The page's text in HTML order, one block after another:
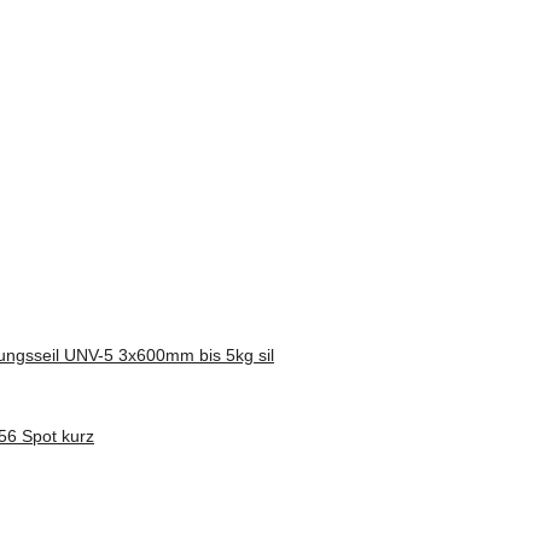
UNV-5 3x600mm bis 5kg sil